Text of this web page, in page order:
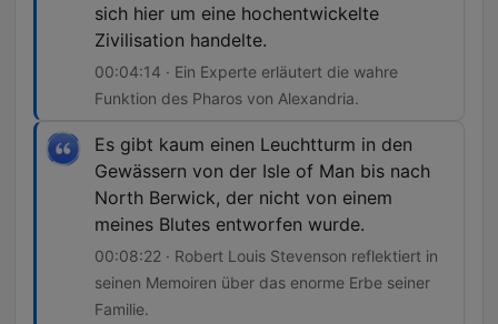
sich hier um eine hochentwickelte
Zivilisation handelte.
00:04:14 · Ein Experte erläutert die wahre
Funktion des Pharos von Alexandria.
Es gibt kaum einen Leuchtturm in den
Gewässern von der Isle of Man bis nach
North Berwick, der nicht von einem
meines Blutes entworfen wurde.
00:08:22 · Robert Louis Stevenson reflektiert in
seinen Memoiren über das enorme Erbe seiner
Familie.